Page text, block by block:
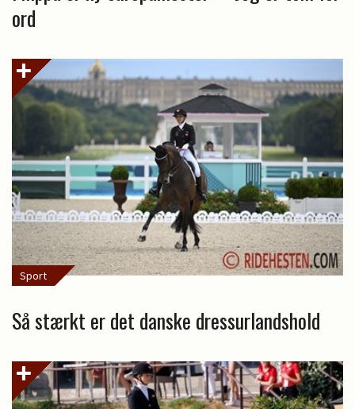
ord
Sport
Så stærkt er det danske dressurlandshold